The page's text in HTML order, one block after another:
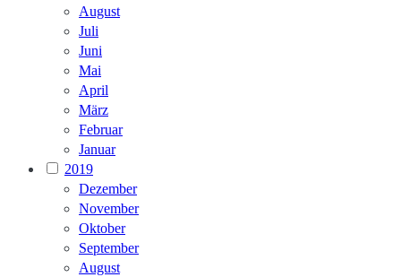
August
Juli
Juni
Mai
April
März
Februar
Januar
2019
Dezember
November
Oktober
September
August